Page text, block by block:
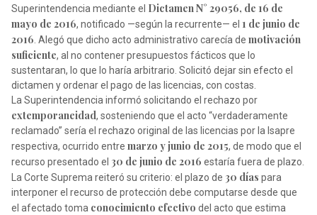
Superintendencia mediante el Dictamen N° 29056, de 16 de
mayo de 2016, notificado —según la recurrente— el 1 de junio de
2016 . Alegó que dicho acto administrativo carecía de motivación
suficiente, al no contener presupuestos fácticos que lo
sustentaran, lo que lo haría arbitrario. Solicitó dejar sin efecto el
dictamen y ordenar el pago de las licencias, con costas.
La Superintendencia informó solicitando el rechazo por
extemporaneidad, sosteniendo que el acto “verdaderamente
reclamado” sería el rechazo original de las licencias por la Isapre
respectiva, ocurrido entre marzo y junio de 2015, de modo que el
recurso presentado el 30 de junio de 2016 estaría fuera de plazo.
La Corte Suprema reiteró su criterio: el plazo de 30 días para
interponer el recurso de protección debe computarse desde que
el afectado toma conocimiento efectivo del acto que estima